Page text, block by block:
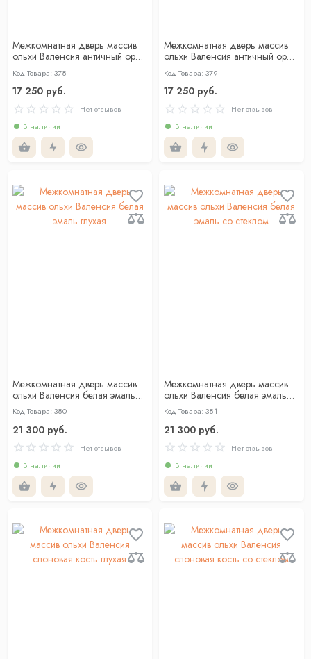
Межкомнатная дверь массив
ольхи Валенсия античный орех
глухая
Код Товара: 378
17 250 руб.
Нет отзывов
В наличии
Межкомнатная дверь массив
ольхи Валенсия античный орех
со стеклом
Код Товара: 379
17 250 руб.
Нет отзывов
В наличии
Межкомнатная дверь массив
ольхи Валенсия белая эмаль
глухая
Код Товара: 380
21 300 руб.
Нет отзывов
В наличии
Межкомнатная дверь массив
ольхи Валенсия белая эмаль
со стеклом
Код Товара: 381
21 300 руб.
Нет отзывов
В наличии